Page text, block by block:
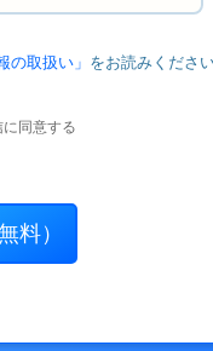
の取扱い」 をお読みくださ
同意する